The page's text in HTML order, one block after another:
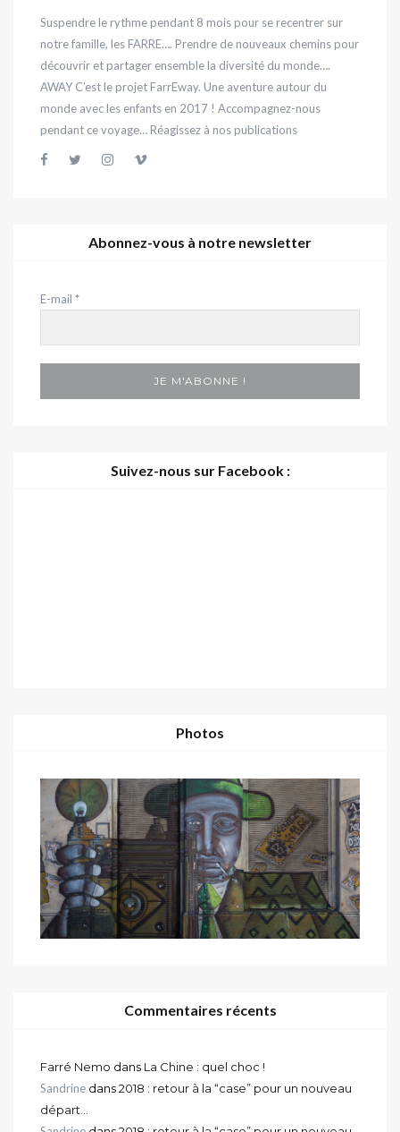
Suspendre le rythme pendant 8 mois pour se recentrer sur
notre famille, les FARRE…. Prendre de nouveaux chemins pour
découvrir et partager ensemble la diversité du monde….
AWAY C’est le projet FarrEway. Une aventure autour du
monde avec les enfants en 2017 ! Accompagnez-nous
pendant ce voyage… Réagissez à nos publications
Abonnez-vous à notre newsletter
E-mail *
Suivez-nous sur Facebook :
Photos
Commentaires récents
Farré Nemo dans La Chine : quel choc !
Sandrine dans2018 : retour à la “case” pour un nouveau
départ…